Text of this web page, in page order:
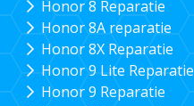
Honor 8 Reparatie
Honor 8A reparatie
Honor 8X Reparatie
Honor 9 Lite Reparatie
Honor 9 Reparatie